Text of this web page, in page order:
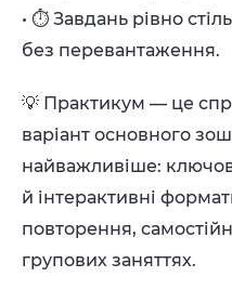
• ⏱️ Завдань рівно
без перевантаження.
💡 Практикум — це
варіант основного
найважливіше:
й інтерактивні
повторення,
групових заняттях.